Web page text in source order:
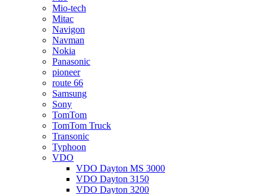
Mio-tech
Mitac
Navigon
Navman
Nokia
Panasonic
pioneer
route 66
Samsung
Sony
TomTom
TomTom Truck
Transonic
Typhoon
VDO
VDO Dayton MS 3000
VDO Dayton 3150
VDO Dayton 3200